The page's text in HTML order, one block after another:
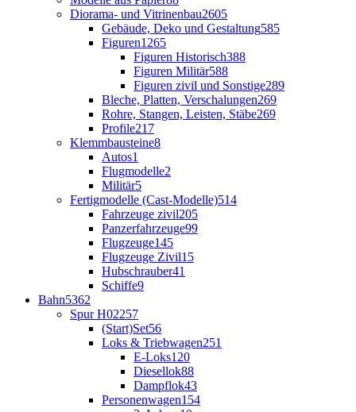
Diorama- und Vitrinenbau2605
Gebäude, Deko und Gestaltung585
Figuren1265
Figuren Historisch388
Figuren Militär588
Figuren zivil und Sonstige289
Bleche, Platten, Verschalungen269
Rohre, Stangen, Leisten, Stäbe269
Profile217
Klemmbausteine8
Autos1
Flugmodelle2
Militär5
Fertigmodelle (Cast-Modelle)514
Fahrzeuge zivil205
Panzerfahrzeuge99
Flugzeuge145
Flugzeuge Zivil15
Hubschrauber41
Schiffe9
Bahn5362
Spur H02257
(Start)Set56
Loks & Triebwagen251
E-Loks120
Diesellok88
Dampflok43
Personenwagen154